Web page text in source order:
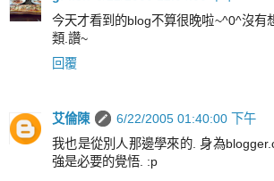
今天才看到的blog不算很晚啦~^0^沒有
類.讚~
回覆
艾倫陳
6/22/2005 01:40:00 下午
我也是從別人那邊學來的. 身為
強是必要的覺悟. :p